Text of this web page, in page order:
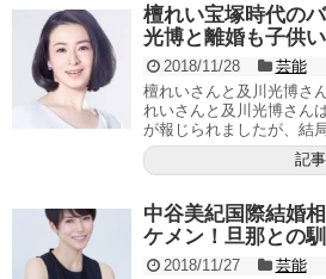
檀れい宝塚時代の
光博と離婚も子供い
2018/11/28
芸能
檀れいさんと及川光博さ
れいさんと及川光博さん
が報じられましたが、結
記
中谷美紀国際結婚
ケメン！旦那との
2018/11/27
芸能